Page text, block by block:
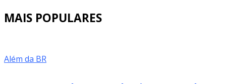
MAIS POPULARES
Além da BR